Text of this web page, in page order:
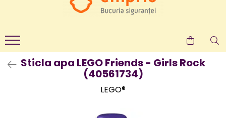
Oferte Protectii Laterale Pat
Aparatori laterale patut bebe
Protectii mobilier
Banda protectie mobila copii
Protectie colturi mobila copii
Sigurante geamuri si usi glisante
Sticla apa LEGO Friends - Girls Rock
(40561734)
LEGO®